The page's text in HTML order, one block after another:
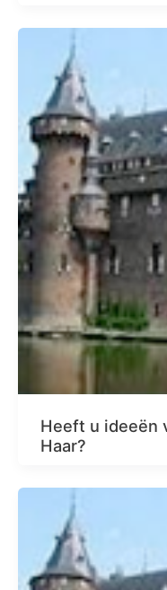
Heeft u ideeën
Haar?